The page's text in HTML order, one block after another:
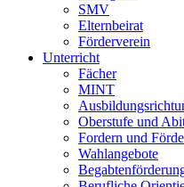
SMV
Elternbeirat
Förderverein
Unterricht
Fächer
MINT
Oberstufe und
Fordern und
Wahlangebote